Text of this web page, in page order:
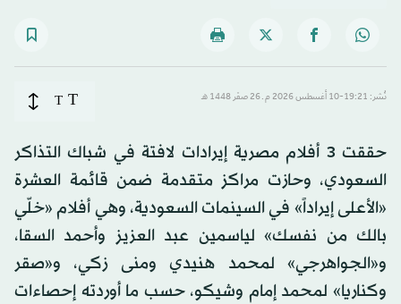
نُشر: 19:21-10 أغسطس 2026 م ـ 26 صفَر 1448 هـ T
T
حققت 3 أفلام مصرية إيرادات لافتة في شباك التذاكر
السعودي، وحازت مراكز متقدمة ضمن قائمة العشرة
«الأعلى إيراداً» في السينمات السعودية، وهي أفلام «خلّي
بالك من نفسك» لياسمين عبد العزيز وأحمد السقا،
و«الجواهرجي» لمحمد هنيدي ومنى زكي، و«صقر
وكناريا» لمحمد إمام وشيكو، حسب ما أوردته إحصاءات